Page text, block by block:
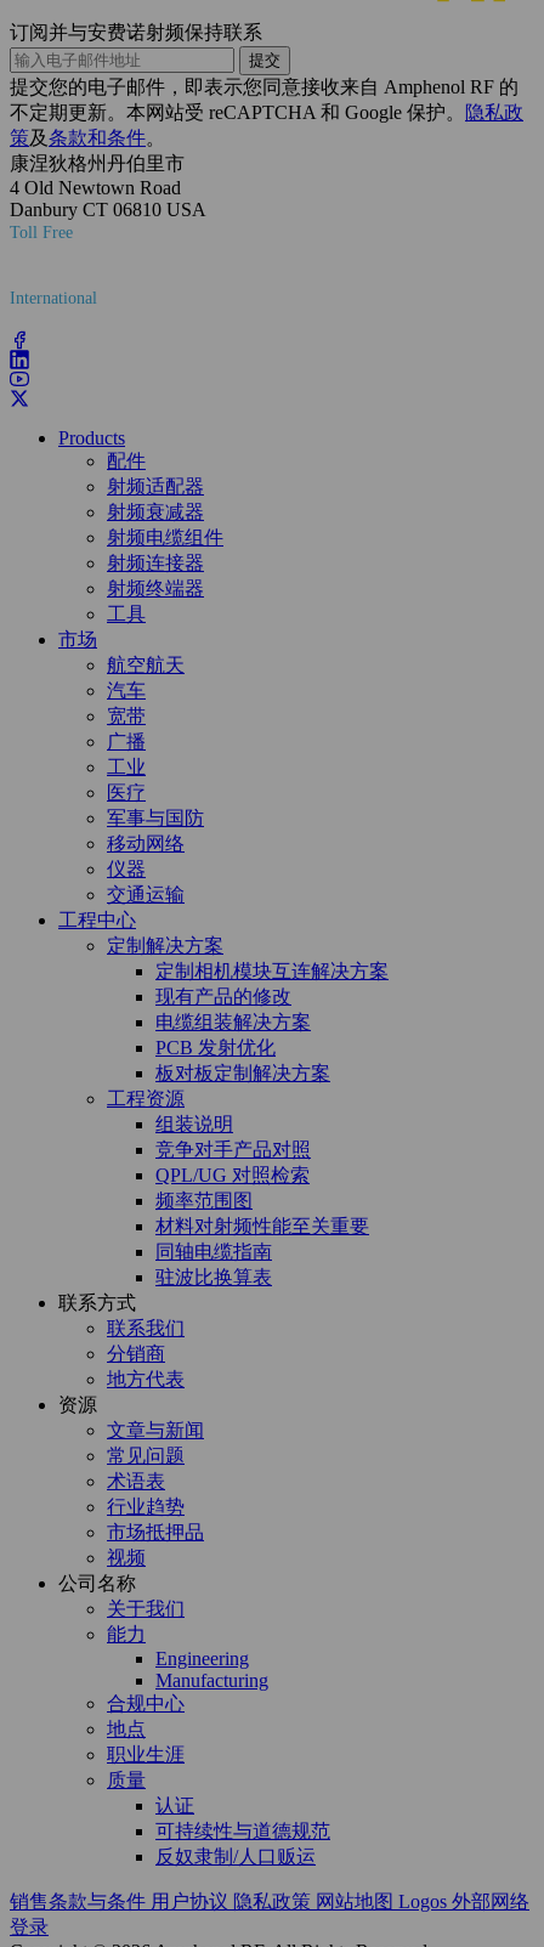
订阅并与安费诺射频保持联系
提交
提交您的电子邮件，即表示您同意接收来自 Amphenol RF 的
不定期更新。本网站受 reCAPTCHA 和 Google 保护。
隐私政
策及条款和条件。
康涅狄格州丹伯里市
4 Old Newtown Road
Danbury CT 06810 USA
Toll Free
International
Products
配件
射频适配器
射频衰减器
射频电缆组件
射频连接器
射频终端器
工具
市场
航空航天
汽车
宽带
广播
工业
医疗
军事与国防
移动网络
仪器
交通运输
工程中心
定制解决方案
定制相机模块互连解决方案
现有产品的修改
电缆组装解决方案
PCB 发射优化
板对板定制解决方案
工程资源
组装说明
竞争对手产品对照
QPL/UG 对照检索
频率范围图
材料对射频性能至关重要
同轴电缆指南
驻波比换算表
联系方式
联系我们
分销商
地方代表
资源
文章与新闻
常见问题
术语表
行业趋势
市场抵押品
视频
公司名称
关于我们
能力
Engineering
Manufacturing
合规中心
地点
职业生涯
质量
认证
可持续性与道德规范
反奴隶制/人口贩运
销售条款与条件 用户协议 隐私政策 网站地图 Logos 外部网络
登录